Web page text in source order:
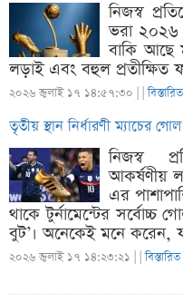
নিজস্ব
ভরা ২০২৬
বাকি আছে
লড়াই এবং বহুল প্রতীক্ষিত
২০২৬ জুলাই ১৭ ১৪:৫৭:৩০ | |বিস্তারিত
তৃতীয় স্থান নির্ধারণী ম্যাচের
নিজস্ব
আকর্ষণীয়
এর
থাকে টুর্নামেন্টের সর্বোচ্চ
বুট’। অনেকেই মনে করেন,
২০২৬ জুলাই ১৭ ১৪:২৩:২১ | |বিস্তারিত